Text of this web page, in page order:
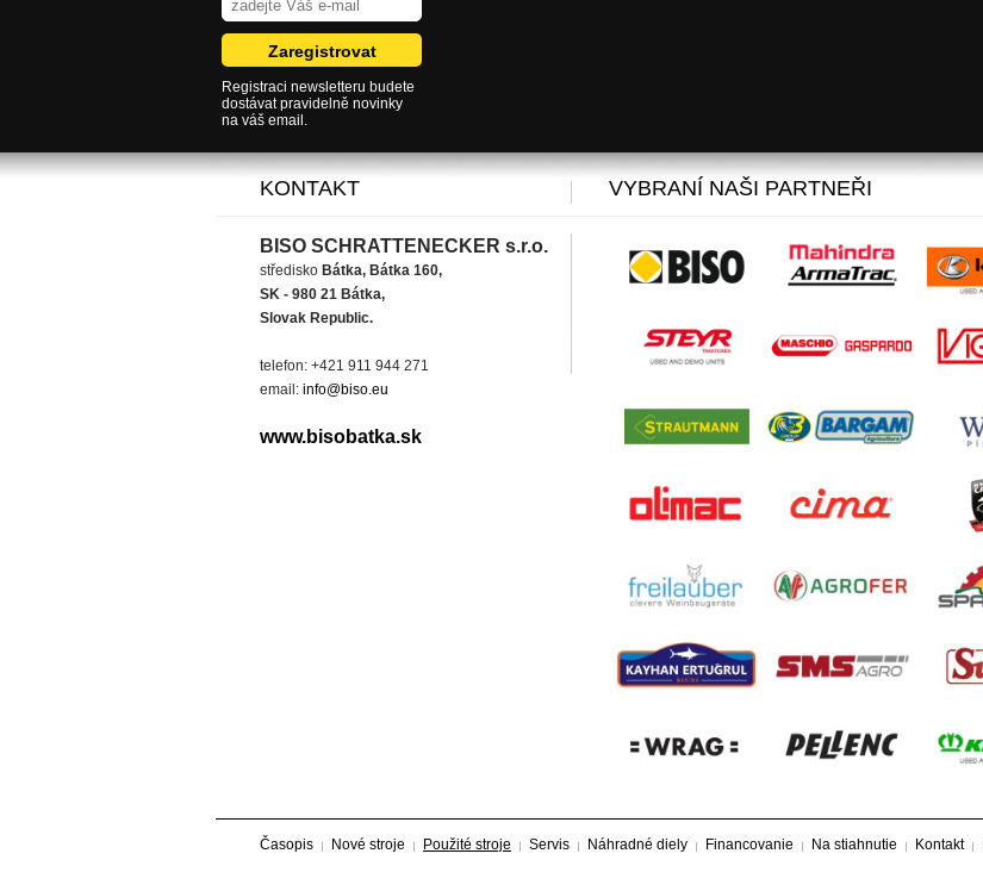
Registraci newsletteru budete
dostávat pravidelně novinky
na váš email.
KONTAKT
BISO SCHRATTENECKER s.r.o.
středisko Bátka, Bátka 160,
SK - 980 21 Bátka,
Slovak Republic.
telefon: +421 911 944 271
email: info@biso.eu
www.bisobatka.sk
VYBRANÍ NAŠI PARTNEŘI
Časopis Nové stroje Použité stroje Servis Náhradné diely Financovanie Na stiahnutie Kontakt